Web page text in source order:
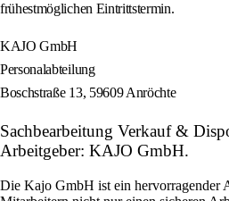
frühestmöglichen Eintrittstermin.
KAJO GmbH
Personalabteilung
Boschstraße 13, 59609 Anröchte
Sachbearbeitung Verkauf &
Arbeitgeber: KAJO GmbH.
Die Kajo GmbH ist ein hervorragender